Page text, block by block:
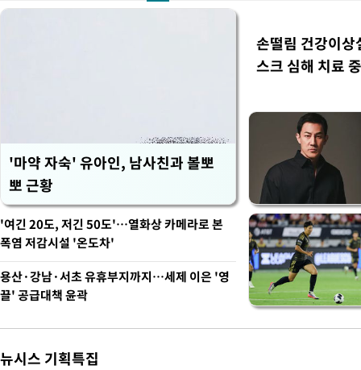
'마약 자숙' 유아인, 남사친과 볼뽀
뽀 근황
손떨림 건강이
스크 심해 치료
'여긴 20도, 저긴 50도'…열화상 카메라로 본
폭염 저감시설 '온도차'
용산·강남·서초 유휴부지까지…세제 이은 '영
끌' 공급대책 윤곽
뉴시스 기획특집